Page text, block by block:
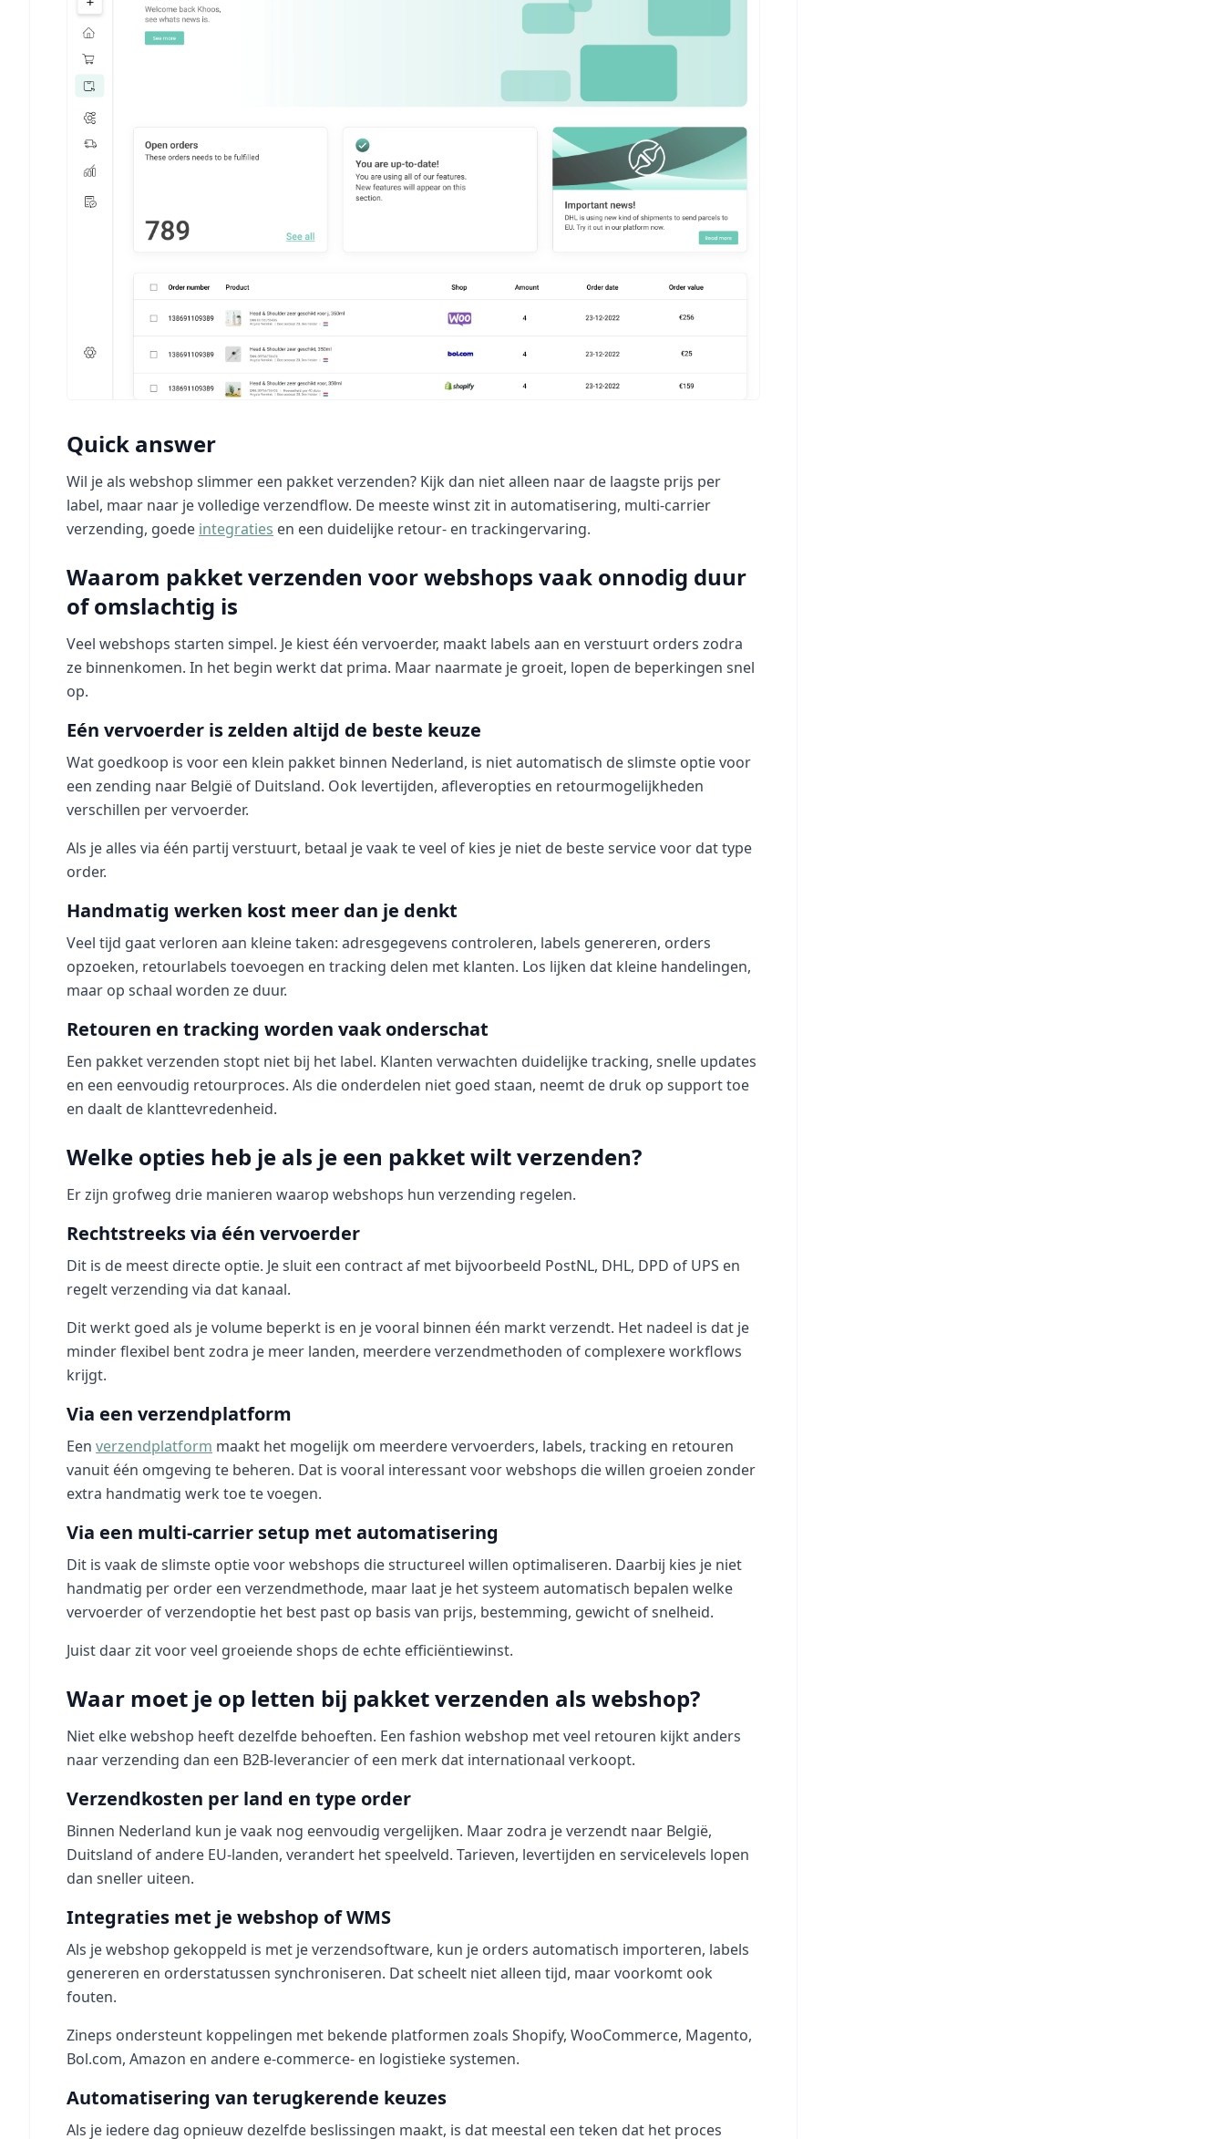
Quick answer
Wil je als webshop slimmer een pakket verzenden? Kijk dan niet alleen naar de laagste prijs per
label, maar naar je volledige verzendflow. De meeste winst zit in automatisering, multi-carrier
verzending, goede integraties en een duidelijke retour- en trackingervaring.
Waarom pakket verzenden voor webshops vaak onnodig duur
of omslachtig is
Veel webshops starten simpel. Je kiest één vervoerder, maakt labels aan en verstuurt orders zodra
ze binnenkomen. In het begin werkt dat prima. Maar naarmate je groeit, lopen de beperkingen snel
op.
Eén vervoerder is zelden altijd de beste keuze
Wat goedkoop is voor een klein pakket binnen Nederland, is niet automatisch de slimste optie voor
een zending naar België of Duitsland. Ook levertijden, afleveropties en retourmogelijkheden
verschillen per vervoerder.
Als je alles via één partij verstuurt, betaal je vaak te veel of kies je niet de beste service voor dat type
order.
Handmatig werken kost meer dan je denkt
Veel tijd gaat verloren aan kleine taken: adresgegevens controleren, labels genereren, orders
opzoeken, retourlabels toevoegen en tracking delen met klanten. Los lijken dat kleine handelingen,
maar op schaal worden ze duur.
Retouren en tracking worden vaak onderschat
Een pakket verzenden stopt niet bij het label. Klanten verwachten duidelijke tracking, snelle updates
en een eenvoudig retourproces. Als die onderdelen niet goed staan, neemt de druk op support toe
en daalt de klanttevredenheid.
Welke opties heb je als je een pakket wilt verzenden?
Er zijn grofweg drie manieren waarop webshops hun verzending regelen.
Rechtstreeks via één vervoerder
Dit is de meest directe optie. Je sluit een contract af met bijvoorbeeld PostNL, DHL, DPD of UPS en
regelt verzending via dat kanaal.
Dit werkt goed als je volume beperkt is en je vooral binnen één markt verzendt. Het nadeel is dat je
minder flexibel bent zodra je meer landen, meerdere verzendmethoden of complexere workflows
krijgt.
Via een verzendplatform
Een verzendplatform maakt het mogelijk om meerdere vervoerders, labels, tracking en retouren
vanuit één omgeving te beheren. Dat is vooral interessant voor webshops die willen groeien zonder
extra handmatig werk toe te voegen.
Via een multi-carrier setup met automatisering
Dit is vaak de slimste optie voor webshops die structureel willen optimaliseren. Daarbij kies je niet
handmatig per order een verzendmethode, maar laat je het systeem automatisch bepalen welke
vervoerder of verzendoptie het best past op basis van prijs, bestemming, gewicht of snelheid.
Juist daar zit voor veel groeiende shops de echte efficiëntiewinst.
Waar moet je op letten bij pakket verzenden als webshop?
Niet elke webshop heeft dezelfde behoeften. Een fashion webshop met veel retouren kijkt anders
naar verzending dan een B2B-leverancier of een merk dat internationaal verkoopt.
Verzendkosten per land en type order
Binnen Nederland kun je vaak nog eenvoudig vergelijken. Maar zodra je verzendt naar België,
Duitsland of andere EU-landen, verandert het speelveld. Tarieven, levertijden en servicelevels lopen
dan sneller uiteen.
Integraties met je webshop of WMS
Als je webshop gekoppeld is met je verzendsoftware, kun je orders automatisch importeren, labels
genereren en orderstatussen synchroniseren. Dat scheelt niet alleen tijd, maar voorkomt ook
fouten.
Zineps ondersteunt koppelingen met bekende platformen zoals Shopify, WooCommerce, Magento,
Bol.com, Amazon en andere e-commerce- en logistieke systemen.
Automatisering van terugkerende keuzes
Als je iedere dag opnieuw dezelfde beslissingen maakt, is dat meestal een teken dat het proces